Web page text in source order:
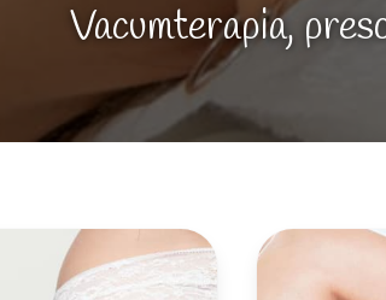
Vacumterapia,